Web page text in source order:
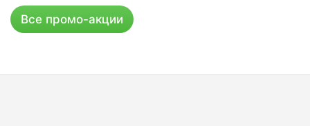
Все промо-акции